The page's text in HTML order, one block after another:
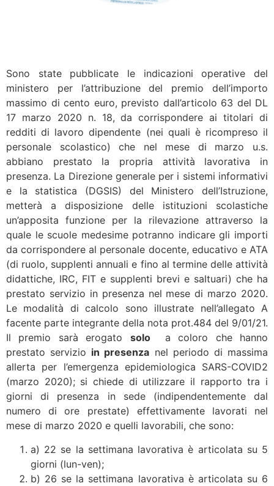
Sono state pubblicate le indicazioni operative del
ministero per l’attribuzione del premio dell’importo
massimo di cento euro, previsto dall’articolo 63 del DL
17 marzo 2020 n. 18, da corrispondere ai titolari di
redditi di lavoro dipendente (nei quali è ricompreso il
personale scolastico) che nel mese di marzo u.s.
abbiano prestato la propria attività lavorativa in
presenza. La Direzione generale per i sistemi informativi
e la statistica (DGSIS) del Ministero dell’Istruzione,
metterà a disposizione delle istituzioni scolastiche
un’apposita funzione per la rilevazione attraverso la
quale le scuole medesime potranno indicare gli importi
da corrispondere al personale docente, educativo e ATA
(di ruolo, supplenti annuali e fino al termine delle attività
didattiche, IRC, FIT e supplenti brevi e saltuari) che ha
prestato servizio in presenza nel mese di marzo 2020.
Le modalità di calcolo sono illustrate nell’allegato A
facente parte integrante della nota prot.484 del 9/01/21.
Il premio sarà erogato solo
a coloro che hanno
prestato servizio in presenza nel periodo di massima
allerta per l’emergenza epidemiologica SARS-COVID2
(marzo 2020); si chiede di utilizzare il rapporto tra i
giorni di presenza in sede (indipendentemente dal
numero di ore prestate) effettivamente lavorati nel
mese di marzo 2020 e quelli lavorabili, che sono:
a) 22 se la settimana lavorativa è articolata su 5
giorni (lun-ven);
b) 26 se la settimana lavorativa è articolata su 6